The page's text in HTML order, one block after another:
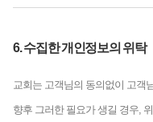
6. 수집한 개인정보의 위탁
교회는 고객님의 동의없이 고객
향후 그러한 필요가 생길 경우,